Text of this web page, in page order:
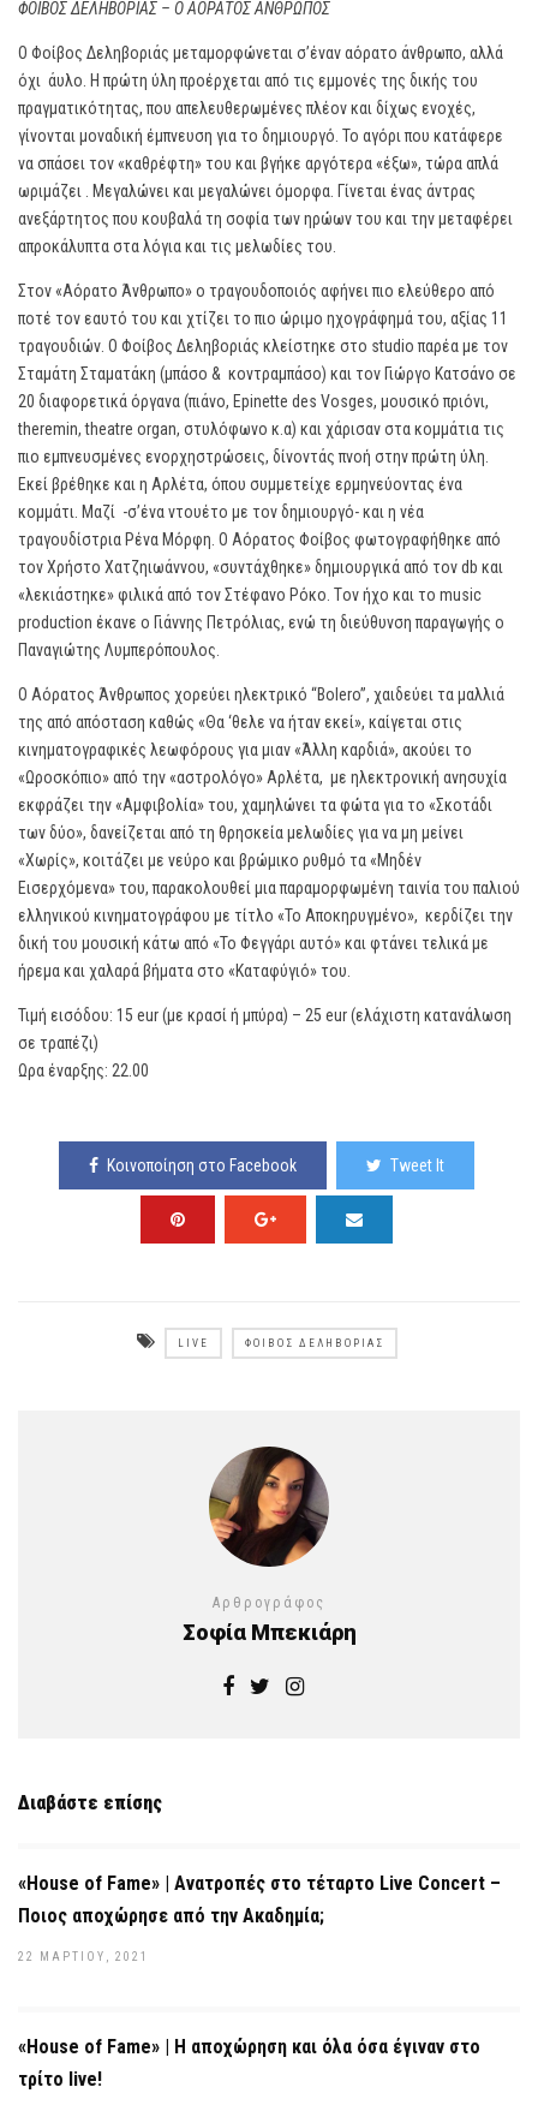
ΦΟΙΒΟΣ ΔΕΛΗΒΟΡΙΑΣ – Ο ΑΟΡΑΤΟΣ ΑΝΘΡΩΠΟΣ
Ο Φοίβος Δεληβοριάς μεταμορφώνεται σ’έναν αόρατο άνθρωπο, αλλά
όχι άυλο. Η πρώτη ύλη προέρχεται από τις εμμονές της δικής του
πραγματικότητας, που απελευθερωμένες πλέον και δίχως ενοχές,
γίνονται μοναδική έμπνευση για το δημιουργό. Το αγόρι που κατάφερε
να σπάσει τον «καθρέφτη» του και βγήκε αργότερα «έξω», τώρα απλά
ωριμάζει . Μεγαλώνει και μεγαλώνει όμορφα. Γίνεται ένας άντρας
ανεξάρτητος που κουβαλά τη σοφία των ηρώων του και την μεταφέρει
απροκάλυπτα στα λόγια και τις μελωδίες του.
Στον «Αόρατο Άνθρωπο» ο τραγουδοποιός αφήνει πιο ελεύθερο από
ποτέ τον εαυτό του και χτίζει το πιο ώριμο ηχογράφημά του, αξίας 11
τραγουδιών. Ο Φοίβος Δεληβοριάς κλείστηκε στο studio παρέα με τον
Σταμάτη Σταματάκη (μπάσο & κοντραμπάσο) και τον Γιώργο Κατσάνο σε
20 διαφορετικά όργανα (πιάνο, Epinette des Vosges, μουσικό πριόνι,
theremin, theatre organ, στυλόφωνο κ.α) και χάρισαν στα κομμάτια τις
πιο εμπνευσμένες ενορχηστρώσεις, δίνοντάς πνοή στην πρώτη ύλη.
Εκεί βρέθηκε και η Αρλέτα, όπου συμμετείχε ερμηνεύοντας ένα
κομμάτι. Μαζί -σ’ένα ντουέτο με τον δημιουργό- και η νέα
τραγουδίστρια Ρένα Μόρφη. Ο Αόρατος Φοίβος φωτογραφήθηκε από
τον Χρήστο Χατζηιωάννου, «συντάχθηκε» δημιουργικά από τον db και
«λεκιάστηκε» φιλικά από τον Στέφανο Ρόκο. Tον ήχο και το music
production έκανε ο Γιάννης Πετρόλιας, ενώ τη διεύθυνση παραγωγής ο
Παναγιώτης Λυμπερόπουλος.
Ο Αόρατος Άνθρωπος χορεύει ηλεκτρικό “Bolero”, χαιδεύει τα μαλλιά
της από απόσταση καθώς «Θα ‘θελε να ήταν εκεί», καίγεται στις
κινηματογραφικές λεωφόρους για μιαν «Άλλη καρδιά», ακούει το
«Ωροσκόπιο» από την «αστρολόγο» Αρλέτα, με ηλεκτρονική ανησυχία
εκφράζει την «Αμφιβολία» του, χαμηλώνει τα φώτα για το «Σκοτάδι
των δύο», δανείζεται από τη θρησκεία μελωδίες για να μη μείνει
«Χωρίς», κοιτάζει με νεύρο και βρώμικο ρυθμό τα «Μηδέν
Εισερχόμενα» του, παρακολουθεί μια παραμορφωμένη ταινία του παλιού
ελληνικού κινηματογράφου με τίτλο «Το Αποκηρυγμένο», κερδίζει την
δική του μουσική κάτω από «Το Φεγγάρι αυτό» και φτάνει τελικά με
ήρεμα και χαλαρά βήματα στο «Καταφύγιό» του.
Τιμή εισόδου: 15 eur (με κρασί ή μπύρα) – 25 eur (ελάχιστη κατανάλωση
σε τραπέζι)
Ωρα έναρξης: 22.00
Κοινοποίηση στο Facebook Tweet It
LIVE ΦΟΊΒΟΣ ΔΕΛΗΒΟΡΙΆΣ
Αρθρογράφος
Σοφία Μπεκιάρη
Διαβάστε επίσης
«House of Fame» | Ανατροπές στο τέταρτο Live Concert –
Ποιος αποχώρησε από την Ακαδημία;
22 ΜΑΡΤΊΟΥ, 2021
«House of Fame» | Η αποχώρηση και όλα όσα έγιναν στο
τρίτο live!